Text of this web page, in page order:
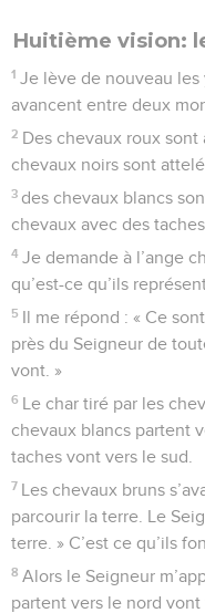
Huitième vision:
1 Je lève de nouveau les
avancent entre deux
2 Des chevaux roux sont
chevaux noirs sont
3 des chevaux blancs
chevaux avec des
4 Je demande à l’ange
qu’est-ce qu’ils
5 Il me répond : « Ce
près du Seigneur de
vont. »
6 Le char tiré par les
chevaux blancs partent
taches vont vers le sud.
7 Les chevaux bruns
parcourir la terre. Le
terre. » C’est ce qu’ils
8 Alors le Seigneur
partent vers le nord